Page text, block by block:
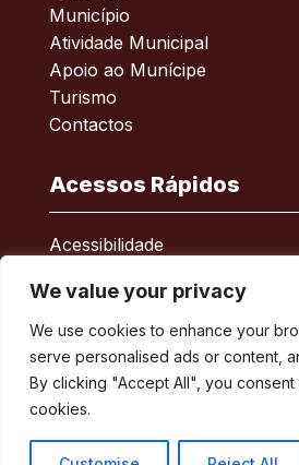
We value your privacy
We use cookies to enhance your
serve personalised ads or content,
By clicking "Accept All", you
cookies.
Município
Atividade Municipal
Apoio ao Munícipe
Turismo
Contactos
Acessos Rápidos
Acessibilidade
ERSAR – Reclamações
A minha Rua
Boletim Municipal